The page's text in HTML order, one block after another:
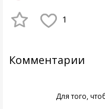
1
Комментарии
Для того,